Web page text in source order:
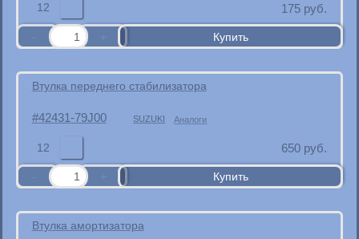
12 175 руб.
Втулка переднего стабилизатора
42431-79J00 SUZUKI Аналоги
12 650 руб.
Втулка амортизатора